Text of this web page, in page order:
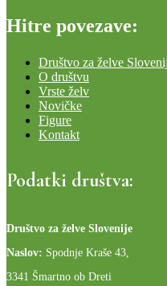
Hitre povezave:
Društvo za želve
O društvu
Vrste želv
Novičke
Figure
Kontakt
Podatki društva:
Društvo za želve Slovenije
Naslov: Spodnje Kraše 43,
3341 Šmartno ob Dreti